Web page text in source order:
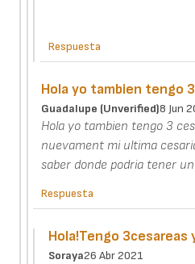
Respuesta
Hola yo tambien tengo 3
Guadalupe (unverified)8 Jun
Hola yo tambien tengo 3
nuevament mi ultima
saber donde podria tener
Respuesta
Hola!Tengo 3cesareas
Soraya26 Abr 2021